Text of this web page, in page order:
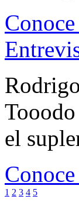
el
1 2 3 4 5